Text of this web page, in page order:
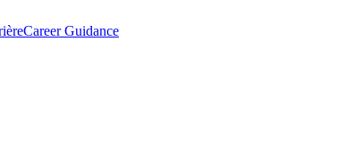
Career Guidance